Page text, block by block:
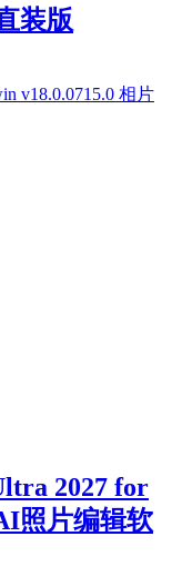
装版
2027 for
照片编辑软